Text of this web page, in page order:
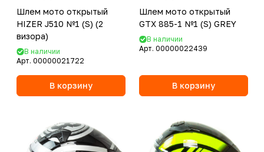
Шлем мото открытый
HIZER J510 №1 (S) (2
визора)
В наличии
Арт. 00000021722
В корзину
Шлем мото открытый
GTX 885-1 №1 (S) GREY
В наличии
Арт. 00000022439
В корзину